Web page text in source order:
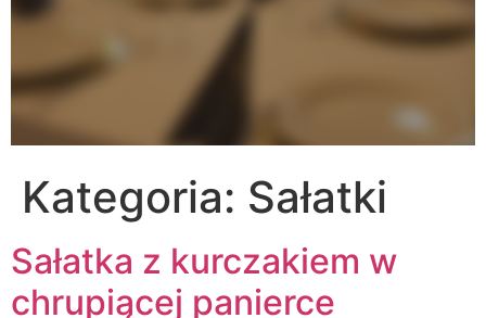
Kategoria: Sałatki
Sałatka z kurczakiem w
chrupiącej panierce